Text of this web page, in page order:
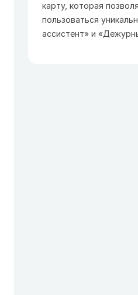
карту, которая
пользоваться
ассистент» и